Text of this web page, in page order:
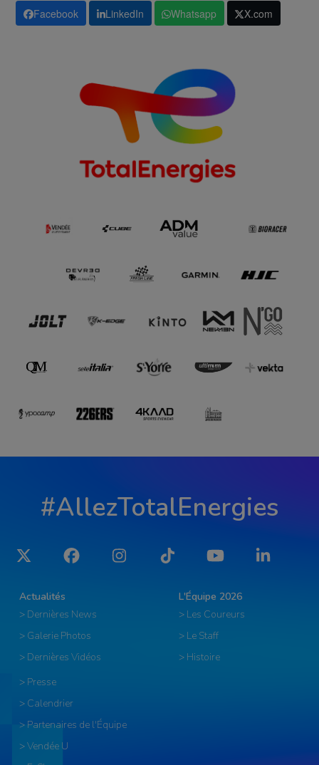
Facebook LinkedIn Whatsapp X.com
#AllezTotalEnergies
Twitter Facebook Instagram Tiktok YouTube LinkedIn
Actualités
> Dernières News
> Galerie Photos
> Dernières Vidéos
L'Équipe 2026
> Les Coureurs
> Le Staff
> Histoire
> Presse
> Calendrier
> Partenaires de l'Équipe
> Vendée U